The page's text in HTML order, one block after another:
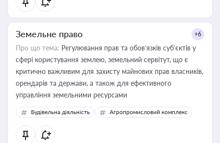
Земельне право +6
Про що тема: Регулювання прав та обов’язків суб’єктів у
сфері користування землею, земельний сервітут, що є
критично важливим для захисту майнових прав власників,
орендарів та держави, а також для ефективного
управління земельними ресурсами
Будівельна діяльність Агропромисловий комплекс